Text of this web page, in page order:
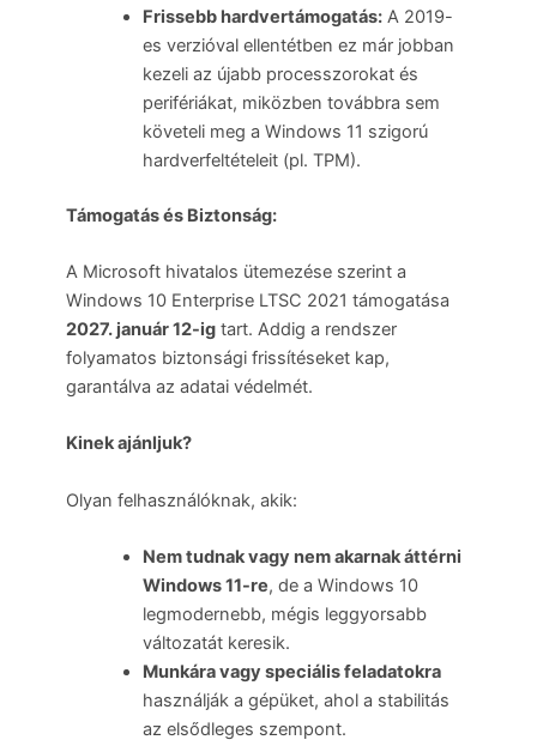
Frissebb hardvertámogatás:A 2019-
es verzióval ellentétben ez már jobban
kezeli az újabb processzorokat és
perifériákat, miközben továbbra sem
követeli meg a Windows 11 szigorú
hardverfeltételeit (pl. TPM).
Támogatás és Biztonság:
A Microsoft hivatalos ütemezése szerint a
Windows 10 Enterprise LTSC 2021 támogatása
2027. január 12-ig tart. Addig a rendszer
folyamatos biztonsági frissítéseket kap,
garantálva az adatai védelmét.
Kinek ajánljuk?
Olyan felhasználóknak, akik:
Nem tudnak vagy nem akarnak áttérni
Windows 11-re, de a Windows 10
legmodernebb, mégis leggyorsabb
változatát keresik.
Munkára vagy speciális feladatokra
használják a gépüket, ahol a stabilitás
az elsődleges szempont.